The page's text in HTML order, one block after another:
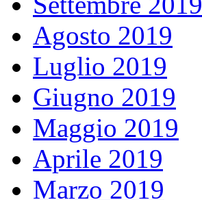
Agosto 2019
Luglio 2019
Giugno 2019
Maggio 2019
Aprile 2019
Marzo 2019